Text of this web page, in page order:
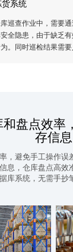
依靠人工查找耗···
物流叉车
拣货系统
库安全隐患，由
行为。同时巡检结